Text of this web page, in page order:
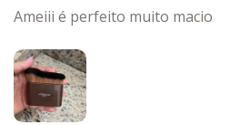
Ameiii é perfeito muito macio